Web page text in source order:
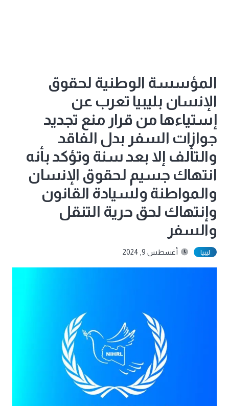
المؤسسة الوطنية لحقوق
الإنسان بليبيا تعرب عن
إستياءها من قرار منع تجديد
جوازات السفر بدل الفاقد
والتألف إلا بعد سنة وتؤكد بأنه
انتهاك جسيم لحقوق الإنسان
والمواطنة ولسيادة القانون
وإنتهاك لحق حرية التنقل
والسفر
ليبيا أغسطس 9, 2024